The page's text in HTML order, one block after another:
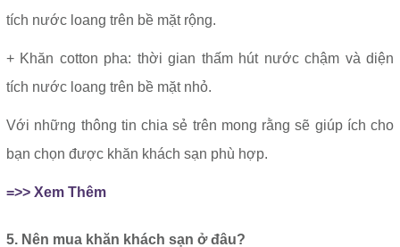
tích nước loang trên bề mặt rộng.
+ Khăn cotton pha: thời gian thấm hút nước chậm và diện
tích nước loang trên bề mặt nhỏ.
Với những thông tin chia sẻ trên mong rằng sẽ giúp ích cho
bạn chọn được khăn khách sạn phù hợp.
=>> Xem Thêm
5. Nên mua khăn khách sạn ở đâu?